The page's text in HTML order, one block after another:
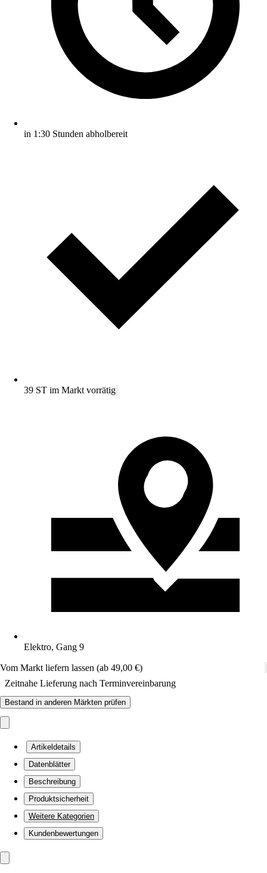
in 1:30 Stunden abholbereit
39 ST im Markt vorrätig
Elektro, Gang 9
Vom Markt liefern lassen (ab 49,00 €)
Zeitnahe Lieferung nach Terminvereinbarung
Bestand in anderen Märkten prüfen
Artikeldetails
Datenblätter
Beschreibung
Produktsicherheit
Weitere Kategorien
Kundenbewertungen